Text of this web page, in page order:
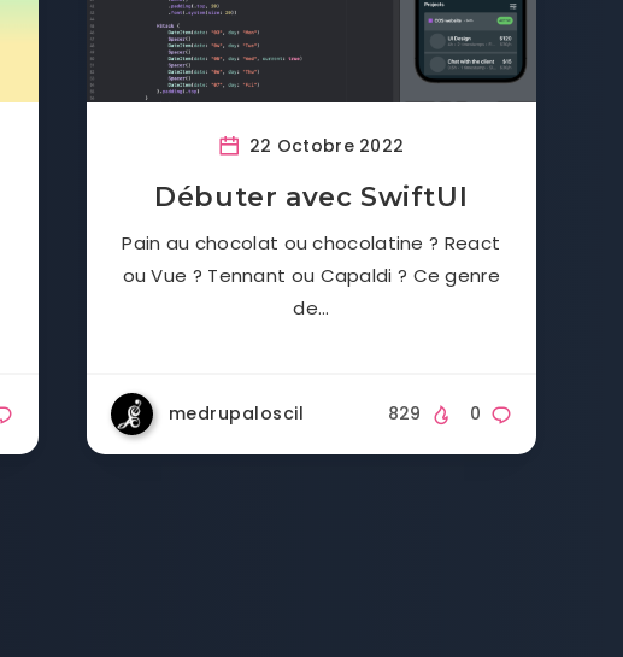
22 Octobre 2022
Débuter avec SwiftUI
Pain au chocolat ou chocolatine ? React
ou Vue ? Tennant ou Capaldi ? Ce genre
de…
medrupaloscil 0
829